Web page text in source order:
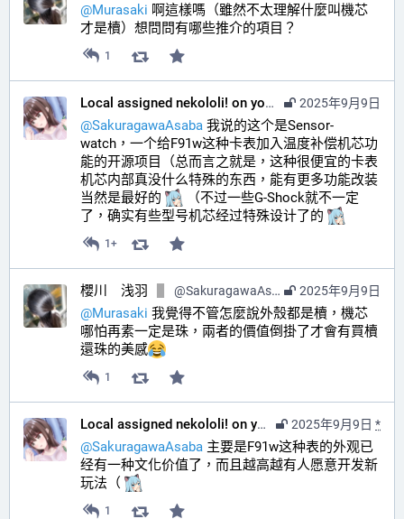
@Murasaki 啊這樣嗎（雖然不太理解什麼叫機芯
才是櫝）想問問有哪些推介的項目？
1
2025年9月9日
Local assigned nekololi! on your timeline :nacholook:
@SakuragawaAsaba 我说的这个是Sensor-
watch，一个给F91w这种卡表加入温度补偿机芯功
能的开源项目（总而言之就是，这种很便宜的卡表
机芯内部真没什么特殊的东西，能有更多功能改装
当然是最好的
（不过一些G-Shock就不一定
了，确实有些型号机芯经过特殊设计了的
1+
2025年9月9日
櫻川 浅羽 @SakuragawaAsaba@hub.sakuragawa.moe
@Murasaki 我覺得不管怎麼說外殼都是櫝，機芯
哪怕再素一定是珠，兩者的價值倒掛了才會有買櫝
還珠的美感
1
2025年9月9日 *
Local assigned nekololi! on your timeline :nacholook:
@SakuragawaAsaba 主要是F91w这种表的外观已
经有一种文化价值了，而且越高越有人愿意开发新
玩法（
1